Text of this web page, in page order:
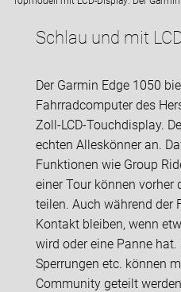
Schlau und mit
Der Garmin Edge 1050
Fahrradcomputer des
Zoll-LCD-Touchdisplay.
echten Alleskönner an.
Funktionen wie Group
einer Tour können vorher
teilen. Auch während der
Kontakt bleiben, wenn
wird oder eine Panne
Sperrungen etc. können
Community geteilt